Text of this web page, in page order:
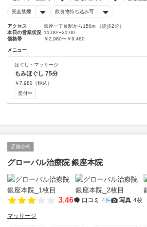
完全禁煙 飲食物持ち込み可
アクセス
銀座一丁目駅から150m （徒歩2分）
本日の営業状況 11:00〜21:00
価格帯
￥2,980〜￥9,480
メニュー
ほぐし・マッサージ
もみほぐし 75分
￥7,980 （税込）
受付中
店舗公式
グローバル治療院 銀座本院
3.46 口コミ 4件 写真 4枚
マッサージ